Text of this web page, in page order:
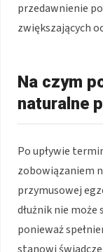
przedawnienie
zwiększających
Na czym
naturalne
Po upływie
zobowiązaniem
przymusowej
dłużnik nie
ponieważ